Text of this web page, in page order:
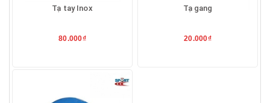
Tạ tay Inox
80.000₫
Tạ gang
20.000₫